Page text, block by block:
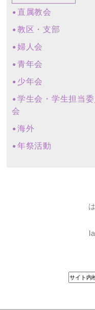
直属教会
教区・支部
婦人会
青年会
少年会
学生会・学生担当委
会
海外
年祭活動